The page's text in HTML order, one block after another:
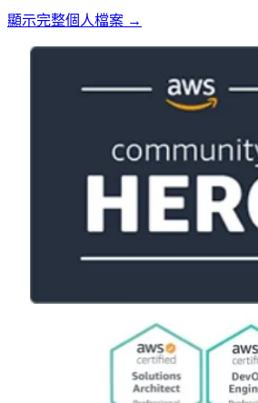
顯示完整個人檔案 →